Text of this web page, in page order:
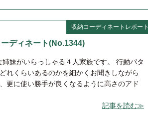
収納コーディネートレポート
ディネート(No.1344)
妹がいらっしゃる４人家族です。 行動パタ
れくらいあるのかを細かくお聞きしながら
更に使い勝手が良くなるように高さのアド
記事を読む≫